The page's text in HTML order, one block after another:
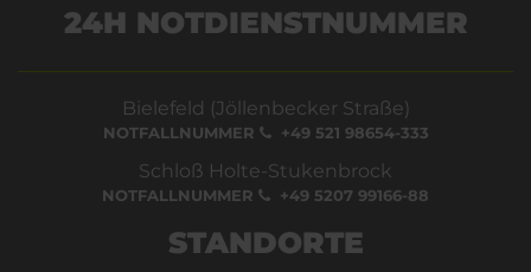
24H NOTDIENSTNUMMER
Bielefeld (Jöllenbecker Straße)
NOTFALLNUMMER +49 521 98654-333
Schloß Holte-Stukenbrock
NOTFALLNUMMER +49 5207 99166-88
STANDORTE